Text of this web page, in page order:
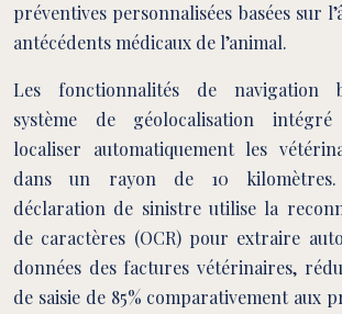
préventives personnalisées basées sur
antécédents médicaux de l’animal.
Les fonctionnalités de navigation
système de géolocalisation
localiser automatiquement les
dans un rayon de 10 kilomètres.
déclaration de sinistre utilise la
de caractères (OCR) pour extraire
données des factures vétérinaires,
de saisie de 85% comparativement aux